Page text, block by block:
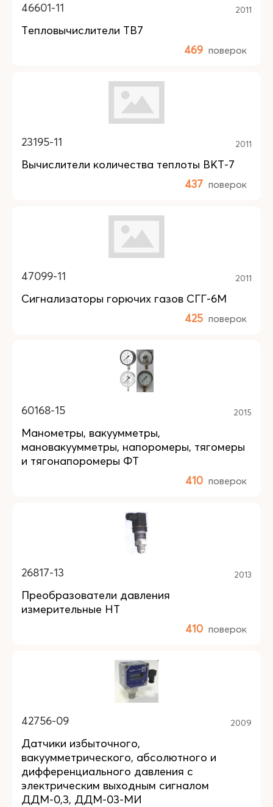
46601-11 2011
Тепловычислители ТВ7
469 поверок
23195-11 2011
Вычислители количества теплоты ВКТ-7
437 поверок
47099-11 2011
Сигнализаторы горючих газов СГГ-6М
425 поверок
60168-15 2015
Манометры, вакуумметры,
мановакуумметры, напоромеры, тягомеры
и тягонапоромеры ФТ
410 поверок
26817-13 2013
Преобразователи давления
измерительные НТ
410 поверок
42756-09 2009
Датчики избыточного,
вакуумметрического, абсолютного и
дифференциального давления с
электрическим выходным сигналом
ДДМ-0,3, ДДМ-03-МИ